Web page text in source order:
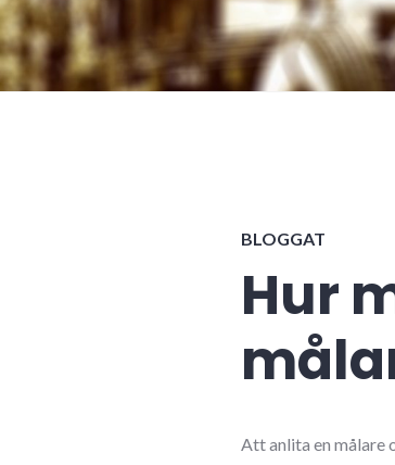
BLOGGAT
Hur
Att anlita en målare